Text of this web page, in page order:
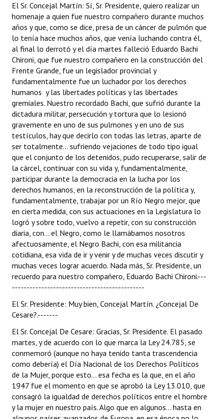
Premio al Mérito - Registro
Audiencias Públicas - Registro
Mujeres que Dejaron Huellas - Registro
Periodistas Decanos - Registro
Ciudadano Ilustre - Registro
Banca del Vecino - Registro
Huéspedes de Honor - Registro
Antiguos Pobladores - Registro
Reconocimientos - Registro
Bariloche, Municipio intercultural
Entrega de distinciones
REFORMA DE LA CARTA ORGÁNICA
El Sr. Concejal Martín: Sí, Sr. Presidente, quiero realizar un
homenaje a quien fue nuestro compañero durante muchos
años y que, como se dice, presa de un cáncer de pulmón que
lo tenía hace muchos años, que venía luchando contra él,
al final lo derrotó y el día martes falleció Eduardo Bachi
Chironi, que fue nuestro compañero en la construcción del
Frente Grande, fue un legislador provincial y
fundamentalmente fue un luchador por los derechos
humanos y las libertades políticas y las libertades
gremiales. Nuestro recordado Bachi, que sufrió durante la
dictadura militar, persecución y tortura que lo lesionó
gravemente en uno de sus pulmones y en uno de sus
testículos, hay que decirlo con todas las letras, aparte de
ser totalmente... sufriendo vejaciones de todo tipo igual
que el conjunto de los detenidos, pudo recuperarse, salir de
la cárcel, continuar con su vida y, fundamentalmente,
participar durante la democracia en la lucha por los
derechos humanos, en la reconstrucción de la política y,
fundamentalmente, trabajar por un Río Negro mejor, que
en cierta medida, con sus actuaciones en la Legislatura lo
logró y sobre todo, vuelvo a repetir, con su construcción
diaria, con... el Negro, como le llamábamos nosotros
afectuosamente, el Negro Bachi, con esa militancia
cotidiana, esa vida de ir y venir y de muchas veces discutir y
muchas veces lograr acuerdo. Nada más, Sr. Presidente, un
recuerdo para nuestro compañero, Eduardo Bachi Chironi.---
---------------------------------------------
El Sr. Presidente: Muy bien, Concejal Martín. ¿Concejal De
Cesare?.-------
El Sr. Concejal De Cesare: Gracias, Sr. Presidente. El pasado
martes, y de acuerdo con lo que marca la Ley 24.785, se
conmemoró (aunque no haya tenido tanta trascendencia
como debería) el Día Nacional de los Derechos Políticos
de la Mujer, porque esto... esa fecha es la que, en el año
1947 fue el momento en que se aprobó la Ley 13.010, que
consagró la igualdad de derechos políticos entre el hombre
y la mujer en nuestro país. Algo que en algunos... hasta en